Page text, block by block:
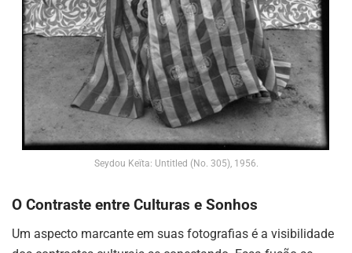
Seydou Keïta: Untitled (No. 305), 1956.
O Contraste entre Culturas e Sonhos
Um aspecto marcante em suas fotografias é a visibilidade